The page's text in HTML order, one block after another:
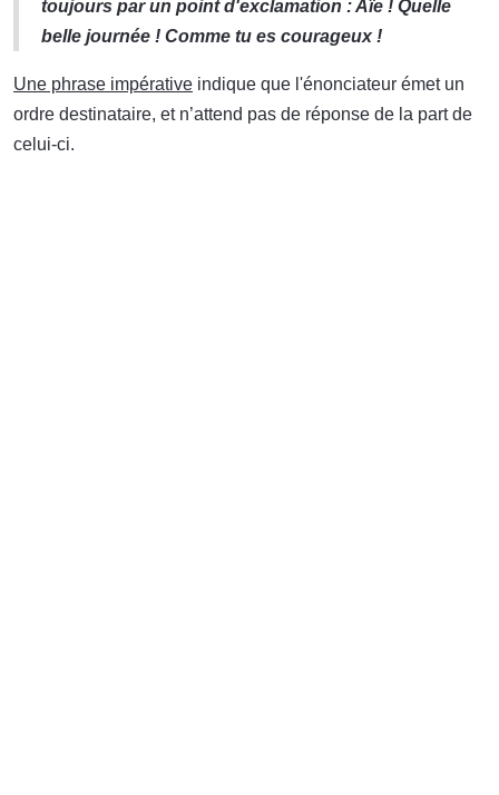
toujours par un point d'exclamation :Aïe ! Quelle
belle journée ! Comme tu es courageux !
Une phrase impérative indique que l'énonciateur émet un
ordre destinataire, et n’attend pas de réponse de la part de
celui-ci.